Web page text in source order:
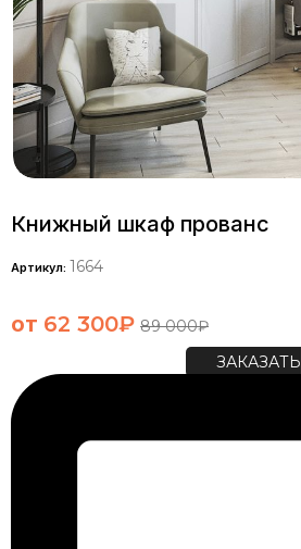
Книжный шкаф прованс
Артикул: 1664
от 62 300₽ 89 000₽
ЗАКАЗАТЬ